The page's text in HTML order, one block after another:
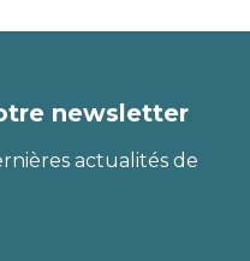
newsletter
actualités de